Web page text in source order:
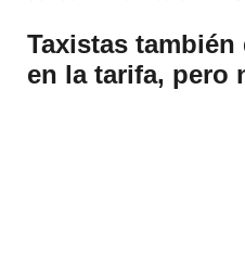
Taxistas
en la tarifa, pero